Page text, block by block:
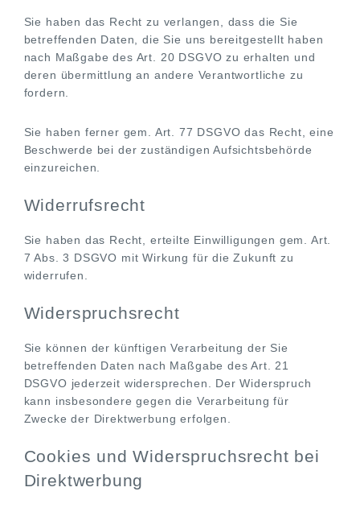
Sie haben das Recht zu verlangen, dass die Sie
betreffenden Daten, die Sie uns bereitgestellt haben
nach Maßgabe des Art. 20 DSGVO zu erhalten und
deren übermittlung an andere Verantwortliche zu
fordern.
Sie haben ferner gem. Art. 77 DSGVO das Recht, eine
Beschwerde bei der zuständigen Aufsichtsbehörde
einzureichen.
Widerrufsrecht
Sie haben das Recht, erteilte Einwilligungen gem. Art.
7 Abs. 3 DSGVO mit Wirkung für die Zukunft zu
widerrufen.
Widerspruchsrecht
Sie können der künftigen Verarbeitung der Sie
betreffenden Daten nach Maßgabe des Art. 21
DSGVO jederzeit widersprechen. Der Widerspruch
kann insbesondere gegen die Verarbeitung für
Zwecke der Direktwerbung erfolgen.
Cookies und Widerspruchsrecht bei
Direktwerbung